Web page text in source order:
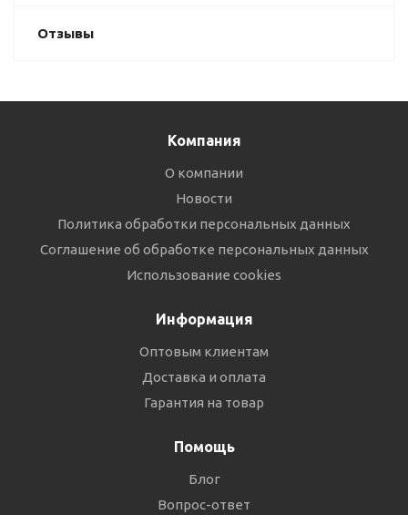
Отзывы
Компания
О компании
Новости
Политика обработки персональных данных
Соглашение об обработке персональных данных
Использование cookies
Информация
Оптовым клиентам
Доставка и оплата
Гарантия на товар
Помощь
Блог
Вопрос-ответ